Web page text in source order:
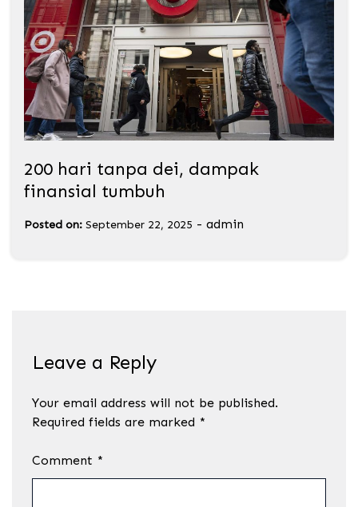
200 hari tanpa dei, dampak
finansial tumbuh
Posted on: September 22, 2025 - admin
Leave a Reply
Your email address will not be published.
Required fields are marked *
Comment *